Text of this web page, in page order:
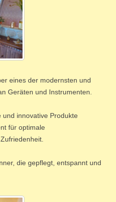
eines der modernsten und
Geräten und Instrumenten.
innovative Produkte
für optimale
die gepflegt, entspannt und